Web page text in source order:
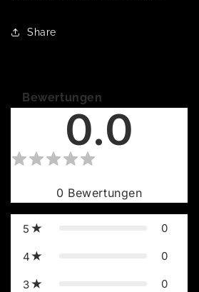
Share
Bewertungen
0.0
0 Bewertungen
5 0
4 0
3 0